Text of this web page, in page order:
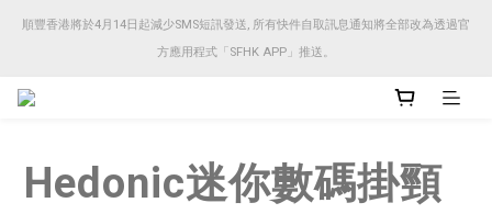
順豐香港將於4月14日起減少SMS短訊發送, 所有快件自取訊息通知將全部改為透過官
方應用程式「SFHK APP」推送。
順豐香港將於4月14日起減少SMS短訊發送, 所有快件自取訊息通知將全部改為透過官
方應用程式「SFHK APP」推送。
順豐香港將於4月14日起減少SMS短訊發送, 所有快件自取訊息通知將全部改為透過官
方應用程式「SFHK APP」推送。
Hedonic迷你數碼掛頸